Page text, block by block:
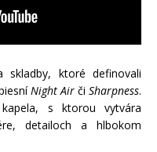
ktoré definovali
Night Airči Sharpness.
s ktorou vytvára
detailoch a hlbokom